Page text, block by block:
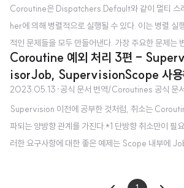
println("Counter = $counter") } ..
Coroutine은 Dispatchers.Default와 같이 멀티 스
her에 의해 병렬적으로 실행될 수 있다. 이는 병렬 실
적인 문제들을 모두 만들어낸다. 가장 주요한 문제는
동기화이다. Coroutine에서 이 문제에 대한 일부 해
계에서의 해결방식과 유사하지만, 다른 해결 방식들
oroutine을 여러개 실행했을 때의 문제점 같은 동작을
oroutine을 실행한다고 하자. 이후의 추가 비교를 위
suspend fun massiveRun(action: suspend ()
// ..
Coroutine 예외 처리 3편 -
isorJob, SupervisionScope 사용
2023.05.13 ·공식 문서 번역/Coroutines 공식 문
Supervision 이전에 공부한 것처럼, 취소는
파되는 양방향 관계를 가진다.*1 단방향 취소만이 필
러한 요구사항에 대한 좋은 예제는 Scope 내부에
(효과적으로 종료)하는 것은 필수적이지 않다. 하지만